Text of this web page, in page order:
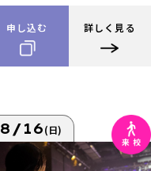
申し込む 詳しく見る
8/16(日)